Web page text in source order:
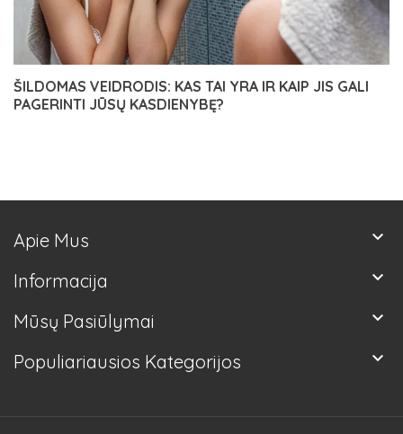
ŠILDOMAS VEIDRODIS: KAS TAI YRA IR KAIP JIS GALI
PAGERINTI JŪSŲ KASDIENYBĘ?
Apie Mus keyboard_arrow_down
Informacija keyboard_arrow_down
Mūsų Pasiūlymai keyboard_arrow_down
Populiariausios Kategorijos keyboard_arrow_down